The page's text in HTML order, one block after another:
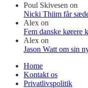
Poul Skivesen on
Nicki Thiim får
Alex on
Fem danske kørere
Alex on
Jason Watt om sin
Home
Kontakt os
Privatlivspolitik